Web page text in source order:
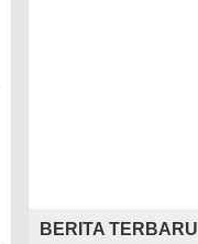
BERITA TERBARU